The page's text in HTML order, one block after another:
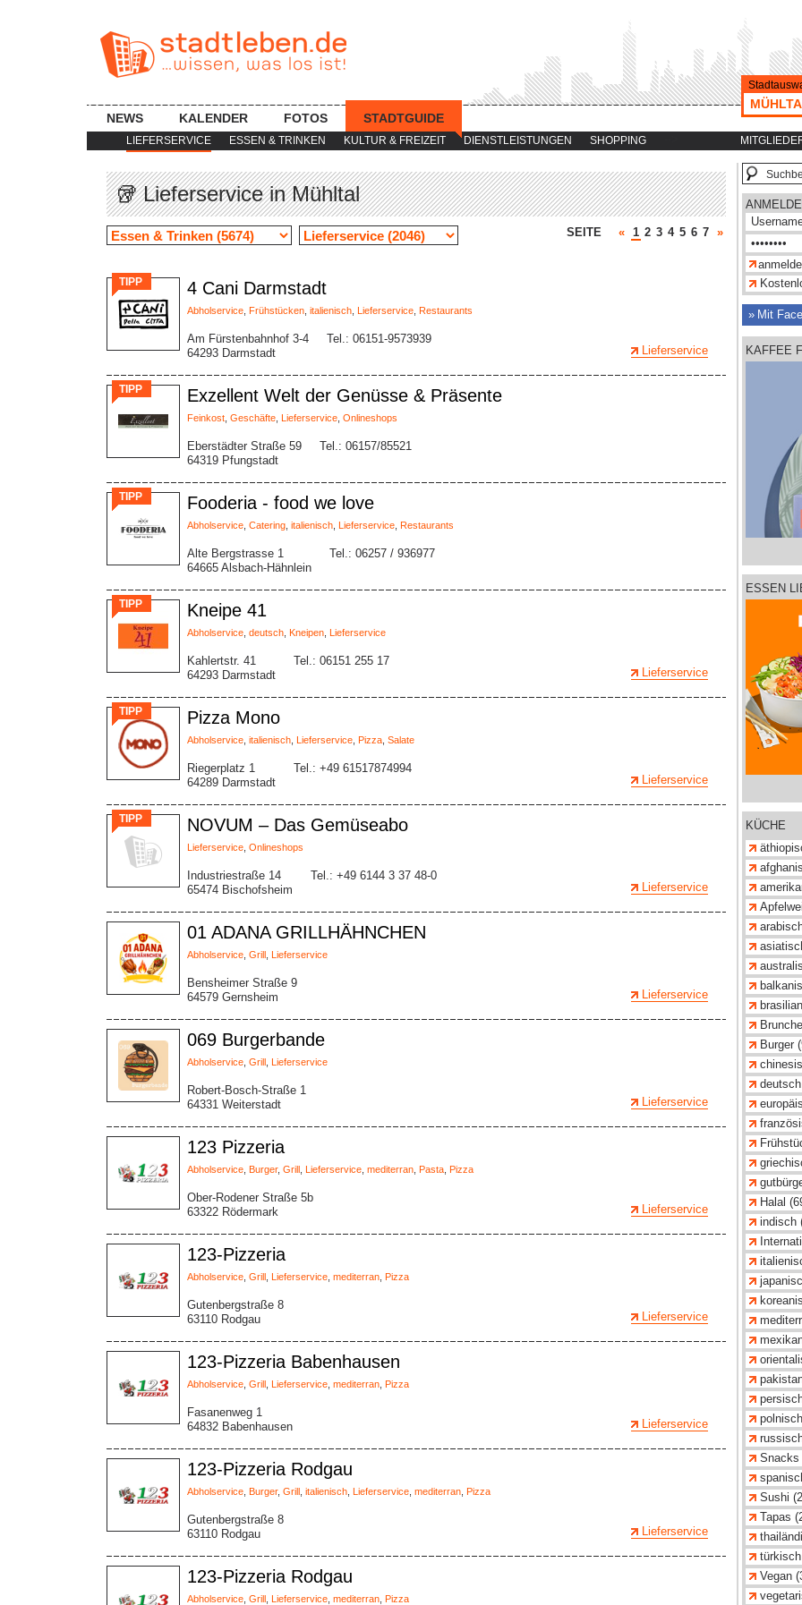
LIEFERSERVICE ESSEN & TRINKEN KULTUR & FREIZEIT DIENSTLEISTUNGEN SHOPPING
NEWS KALENDER FOTOS STADTGUIDE
🥡 Lieferservice in Mühltal
SEITE « 1 2 3 4 5 6 7 »
TIPP 4 Cani Darmstadt
Abholservice Frühstücken italienisch Lieferservice Restaurants
Am Fürstenbahnhof 3-4
64293 Darmstadt
Tel.: 06151-9573939
Lieferservice
TIPP Exzellent Welt der Genüsse & Präsente
Feinkost Geschäfte Lieferservice Onlineshops
Eberstädter Straße 59
64319 Pfungstadt
Tel.: 06157/85521
TIPP Fooderia - food we love
Abholservice Catering italienisch Lieferservice Restaurants
Alte Bergstrasse 1
64665 Alsbach-Hähnlein
Tel.: 06257 / 936977
TIPP Kneipe 41
Abholservice deutsch Kneipen Lieferservice
Kahlertstr. 41
64293 Darmstadt
Tel.: 06151 255 17
Lieferservice
TIPP Pizza Mono
Abholservice italienisch Lieferservice Pizza Salate
Riegerplatz 1
64289 Darmstadt
Tel.: +49 61517874994
Lieferservice
TIPP NOVUM – Das Gemüseabo
Lieferservice Onlineshops
Industriestraße 14
65474 Bischofsheim
Tel.: +49 6144 3 37 48-0
Lieferservice
01 ADANA GRILLHÄHNCHEN
Abholservice Grill Lieferservice
Bensheimer Straße 9
64579 Gernsheim
Lieferservice
069 Burgerbande
Abholservice Grill Lieferservice
Robert-Bosch-Straße 1
64331 Weiterstadt
Lieferservice
123 Pizzeria
Abholservice Burger, Grill Lieferservice mediterran Pasta Pizza
Ober-Rodener Straße 5b
63322 Rödermark
Lieferservice
123-Pizzeria
Abholservice Grill Lieferservice mediterran Pizza
Gutenbergstraße 8
63110 Rodgau
Lieferservice
123-Pizzeria Babenhausen
Abholservice Grill Lieferservice mediterran Pizza
Fasanenweg 1
64832 Babenhausen
Lieferservice
123-Pizzeria Rodgau
Abholservice Burger, Grill italienisch Lieferservice mediterran Pizza
Gutenbergstraße 8
63110 Rodgau
Lieferservice
123-Pizzeria Rodgau
Abholservice Grill Lieferservice mediterran Pizza
Mit
KAFFEE
ESSEN
KÜCHE
Burger
Halal
indisch
Snacks
Sushi
Tapas
Vegan